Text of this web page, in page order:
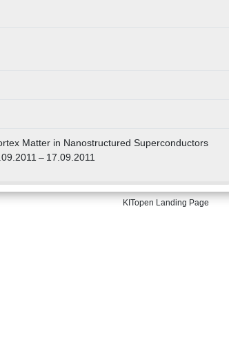
Matter in Nanostructured Superconductors
– 17.09.2011
KITopen Landing Page